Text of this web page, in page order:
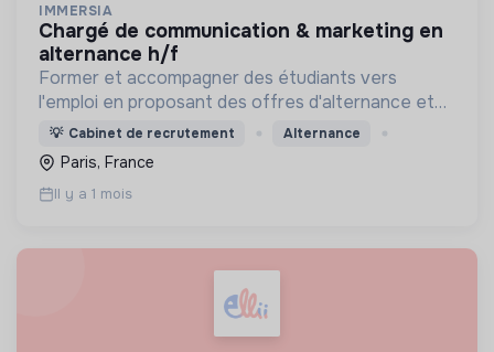
IMMERSIA
chargé de communication & marketing en
alternance h/f
Former et accompagner des étudiants vers
l'emploi en proposant des offres d'alternance et
de CDI dans des entreprises engagées.
💡 Cabinet de recrutement Alternance
Paris, France
Il y a 1 mois